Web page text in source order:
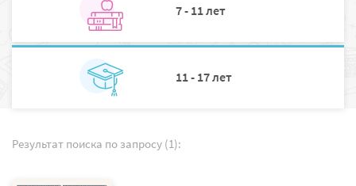
7 - 11 лет
11 - 17 лет
Результат поиска по запросу (1):